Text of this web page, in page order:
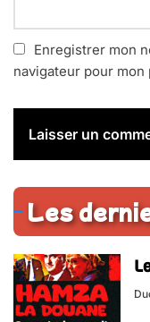
Enregistrer mon
navigateur pour
Les